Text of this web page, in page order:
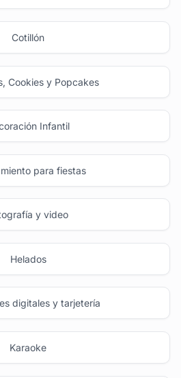
Cotillón
Cookies y Popcakes
Infantil
para fiestas
y video
Helados
digitales y tarjetería
Karaoke